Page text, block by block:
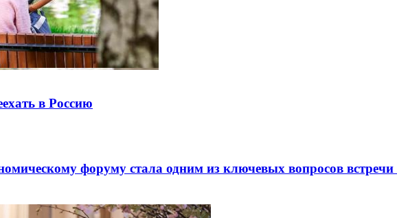
в Россию
форуму стала одним из ключевых вопросов